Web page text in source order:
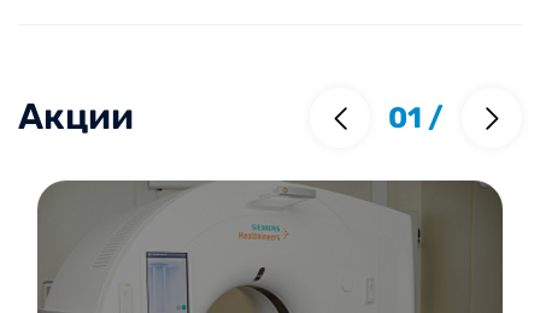
Акции 01 /